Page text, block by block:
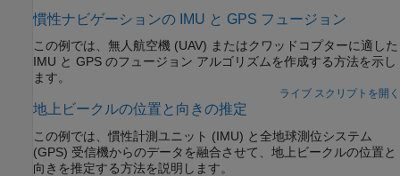
慣性ナビゲーションの IMU と GPS フュージョン
この例では、無人航空機 (UAV) またはクワッドコプターに適した
IMU と GPS のフュージョン アルゴリズムを作成する方法を示し
ます。
ライブ スクリプトを開く
地上ビークルの位置と向きの推定
この例では、慣性計測ユニット (IMU) と全地球測位システム
(GPS) 受信機からのデータを融合させて、地上ビークルの位置と
向きを推定する方法を説明します。